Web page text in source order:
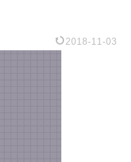
2018-11-03